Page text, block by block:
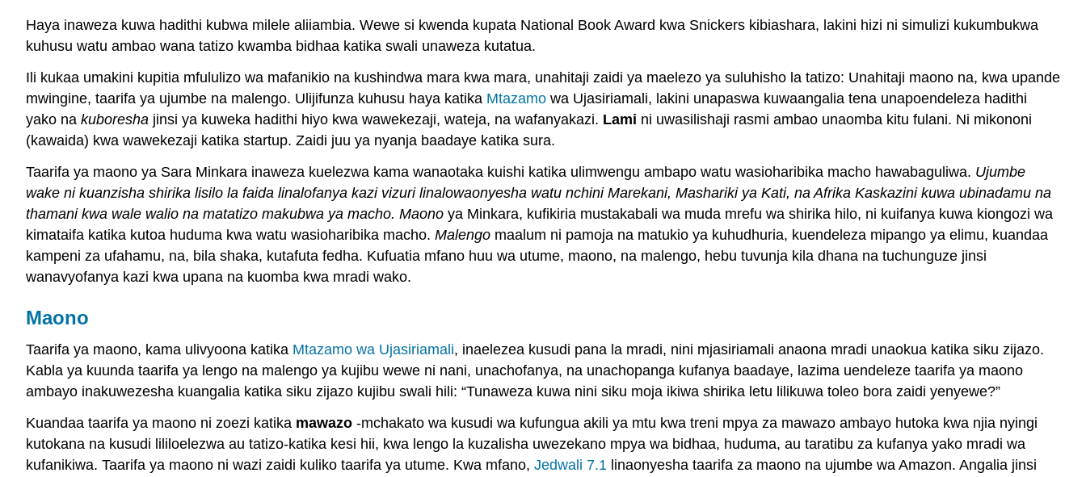
Haya inaweza kuwa hadithi kubwa milele aliiambia. Wewe si kwenda kupata National Book Award kwa Snickers kibiashara, lakini hizi ni simulizi kukumbukwa
kuhusu watu ambao wana tatizo kwamba bidhaa katika swali unaweza kutatua.
Ili kukaa umakini kupitia mfululizo wa mafanikio na kushindwa mara kwa mara, unahitaji zaidi ya maelezo ya suluhisho la tatizo: Unahitaji maono na, kwa upande
mwingine, taarifa ya ujumbe na malengo. Ulijifunza kuhusu haya katika Mtazamo wa Ujasiriamali, lakini unapaswa kuwaangalia tena unapoendeleza hadithi
yako na kuboresha jinsi ya kuweka hadithi hiyo kwa wawekezaji, wateja, na wafanyakazi. Lami ni uwasilishaji rasmi ambao unaomba kitu fulani. Ni mikononi
(kawaida) kwa wawekezaji katika startup. Zaidi juu ya nyanja baadaye katika sura.
Taarifa ya maono ya Sara Minkara inaweza kuelezwa kama wanaotaka kuishi katika ulimwengu ambapo watu wasioharibika macho hawabaguliwa. Ujumbe
wake ni kuanzisha shirika lisilo la faida linalofanya kazi vizuri linalowaonyesha watu nchini Marekani, Mashariki ya Kati, na Afrika Kaskazini kuwa ubinadamu na
thamani kwa wale walio na matatizo makubwa ya macho. Maono ya Minkara, kufikiria mustakabali wa muda mrefu wa shirika hilo, ni kuifanya kuwa kiongozi wa
kimataifa katika kutoa huduma kwa watu wasioharibika macho. Malengo maalum ni pamoja na matukio ya kuhudhuria, kuendeleza mipango ya elimu, kuandaa
kampeni za ufahamu, na, bila shaka, kutafuta fedha. Kufuatia mfano huu wa utume, maono, na malengo, hebu tuvunja kila dhana na tuchunguze jinsi
wanavyofanya kazi kwa upana na kuomba kwa mradi wako.
Maono
Taarifa ya maono, kama ulivyoona katika Mtazamo wa Ujasiriamali, inaelezea kusudi pana la mradi, nini mjasiriamali anaona mradi unaokua katika siku zijazo.
Kabla ya kuunda taarifa ya lengo na malengo ya kujibu wewe ni nani, unachofanya, na unachopanga kufanya baadaye, lazima uendeleze taarifa ya maono
ambayo inakuwezesha kuangalia katika siku zijazo kujibu swali hili: “Tunaweza kuwa nini siku moja ikiwa shirika letu lilikuwa toleo bora zaidi yenyewe?”
Kuandaa taarifa ya maono ni zoezi katika mawazo -mchakato wa kusudi wa kufungua akili ya mtu kwa treni mpya za mawazo ambayo hutoka kwa njia nyingi
kutokana na kusudi lililoelezwa au tatizo-katika kesi hii, kwa lengo la kuzalisha uwezekano mpya wa bidhaa, huduma, au taratibu za kufanya yako mradi wa
kufanikiwa. Taarifa ya maono ni wazi zaidi kuliko taarifa ya utume. Kwa mfano, Jedwali 7.1 linaonyesha taarifa za maono na ujumbe wa Amazon. Angalia jinsi